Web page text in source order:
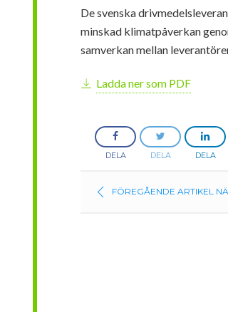
De svenska
minskad klimatpåverkan
samverkan mellan
Ladda ner som PDF
DELA DELA DELA
FÖREGÅENDE ARTIKEL